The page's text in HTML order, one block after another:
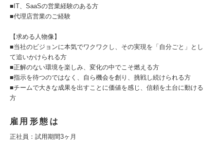
■IT、SaaSの営業経験のある方
■代理店営業のご経験
【求める人物像】
■当社のビジョンに本気でワクワクし、その実現を「自分ごと」とし
て追いかけられる方
■正解のない環境を楽しみ、変化の中でこそ燃える方
■指示を待つのではなく、自ら機会を創り、挑戦し続けられる方
■チームで大きな成果を出すことに価値を感じ、信頼を土台に動ける
方
雇用形態は
正社員：試用期間3ヶ月